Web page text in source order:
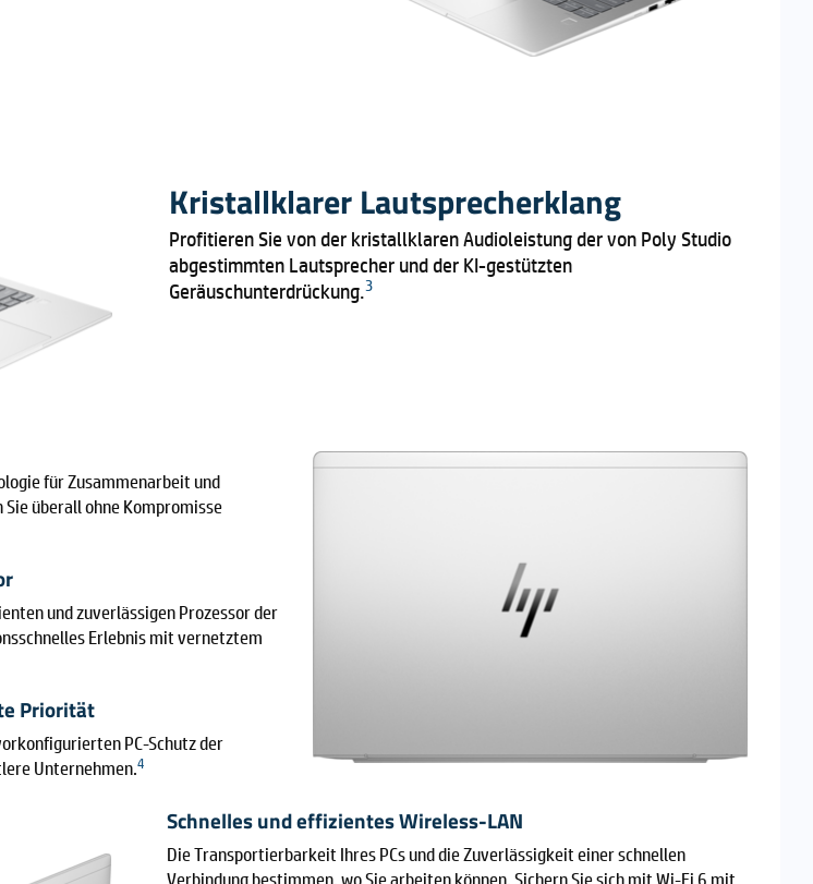
Kristallklarer Lautsprecherklang
Profitieren Sie von der kristallklaren Audioleistung der von Poly Studio
abgestimmten Lautsprecher und der KI-gestützten
Geräuschunterdrückung.3
für Zusammenarbeit und
überall ohne Kompromisse
und zuverlässigen Prozessor der
Erlebnis mit vernetztem
Priorität
PC-Schutz der
Unternehmen.4
Schnelles und effizientes Wireless-LAN
Die Transportierbarkeit Ihres PCs und die Zuverlässigkeit einer schnellen
Verbindung bestimmen, wo Sie arbeiten können. Sichern Sie sich mit Wi-Fi 6 mit